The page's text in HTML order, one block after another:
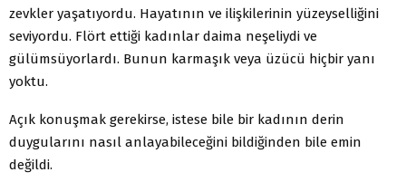
zevkler yaşatıyordu. Hayatının ve ilişkilerinin yüzeyselliğini
seviyordu. Flört ettiği kadınlar daima neşeliydi ve
gülümsüyorlardı. Bunun karmaşık veya üzücü hiçbir yanı
yoktu.
Açık konuşmak gerekirse, istese bile bir kadının derin
duygularını nasıl anlayabileceğini bildiğinden bile emin
değildi.